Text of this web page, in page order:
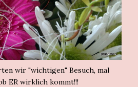
wir "wichtigen" Besuch, mal
ER wirklich kommt!!!